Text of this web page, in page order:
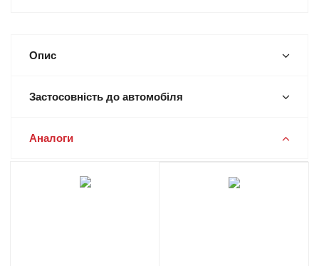
Опис
Застосовність до автомобіля
Аналоги